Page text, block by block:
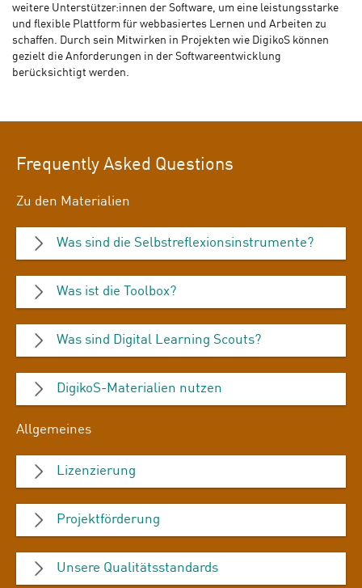
weitere Unterstützer:innen der Software, um eine leistungsstarke
und flexible Plattform für webbasiertes Lernen und Arbeiten zu
schaffen. Durch sein Mitwirken in Projekten wie DigikoS können
gezielt die Anforderungen in der Softwareentwicklung
berücksichtigt werden.
Frequently Asked Questions
Zu den Materialien
Was sind die Selbstreflexionsinstrumente?
Was ist die Toolbox?
Was sind Digital Learning Scouts?
DigikoS-Materialien nutzen
Allgemeines
Lizenzierung
Projektförderung
Unsere Qualitätsstandards